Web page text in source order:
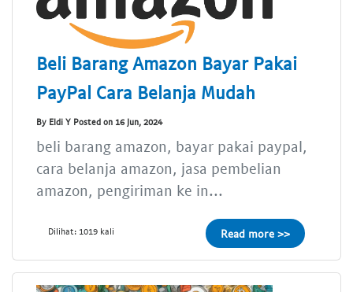
Beli Barang Amazon Bayar Pakai
PayPal Cara Belanja Mudah
By Eldi Y Posted on 16 Jun, 2024
beli barang amazon, bayar pakai paypal,
cara belanja amazon, jasa pembelian
amazon, pengiriman ke in...
Dilihat: 1019 kali Read more >>